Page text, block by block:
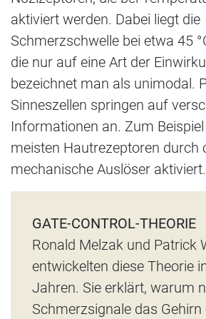
aktiviert werden. Dabei liegt die
Schmerzschwelle bei etwa 45
die nur auf eine Art der
bezeichnet man als unimodal.
Sinneszellen springen auf
Informationen an. Zum
meisten Hautrezeptoren durch
mechanische Auslöser aktiviert.
GATE-CONTROL-THEORIE
Ronald Melzak und Patrick
entwickelten diese Theorie
Jahren. Sie erklärt, warum
Schmerzsignale das